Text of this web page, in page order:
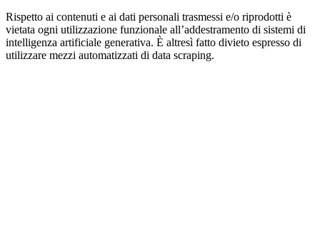
Rispetto ai contenuti e ai dati personali trasmessi e/o riprodotti è
vietata ogni utilizzazione funzionale all’addestramento di sistemi di
intelligenza artificiale generativa. È altresì fatto divieto espresso di
utilizzare mezzi automatizzati di data scraping.